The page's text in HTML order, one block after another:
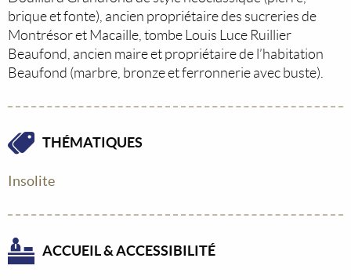
brique et fonte), ancien propriétaire des sucreries de
Montrésor et Macaille, tombe Louis Luce Ruillier
Beaufond, ancien maire et propriétaire de l’habitation
Beaufond (marbre, bronze et ferronnerie avec buste).
THÉMATIQUES
Insolite
ACCUEIL & ACCESSIBILITÉ